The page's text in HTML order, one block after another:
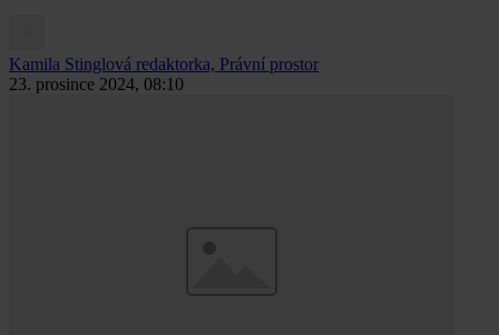
Kamila Stinglová redaktorka, Právní prostor
23. prosince 2024, 08:10